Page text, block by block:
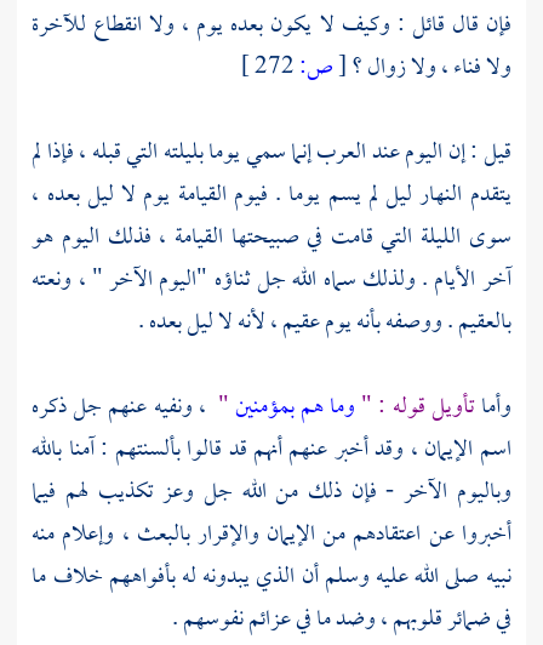
فإن قال قائل : وكيف لا يكون بعده يوم ، ولا انقطاع للآخرة
ولا فناء ، ولا زوال ؟[ص:
قيل : إن اليوم عند العرب إنما سمي يوما بليلته التي قبله ، فإذا لم
يتقدم النهار ليل لم يسم يوما . فيوم القيامة يوم لا ليل بعده ،
سوى الليلة التي قامت في صبيحتها القيامة ، فذلك اليوم هو
آخر الأيام . ولذلك سماه الله جل ثناؤه "اليوم الآخر " ، ونعته
بالعقيم . ووصفه بأنه يوم عقيم ، لأنه لا ليل بعده .
وأماتأويل قوله : "وما هم بمؤمنين" ، ونفيه عنهم جل ذكره
اسم الإيمان ، وقد أخبر عنهم أنهم قد قالوا بألسنتهم : آمنا بالله
وباليوم الآخر - فإن ذلك من الله جل وعز تكذيب لهم فيما
أخبروا عن اعتقادهم من الإيمان والإقرار بالبعث ، وإعلام منه
نبيه صلى الله عليه وسلم أن الذي يبدونه له بأفواههم خلاف ما
في ضمائر قلوبهم ، وضد ما في عزائم نفوسهم .